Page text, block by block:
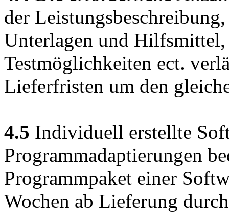
der
Unterlagen und Hilfsmittel,
Testmöglichkeiten ect.
Lieferfristen um den
4.5 Individuell erstellte
Programmadaptierungen
Programmpaket einer
Wochen ab Lieferung